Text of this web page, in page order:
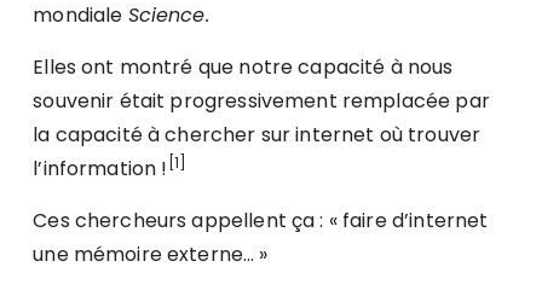
mondiale Science.
Elles ont montré que notre capacité à nous
souvenir était progressivement remplacée par
la capacité à chercher sur internet où trouver
l’information ! [1]
Ces chercheurs appellent ça : « faire d’internet
une mémoire externe… »